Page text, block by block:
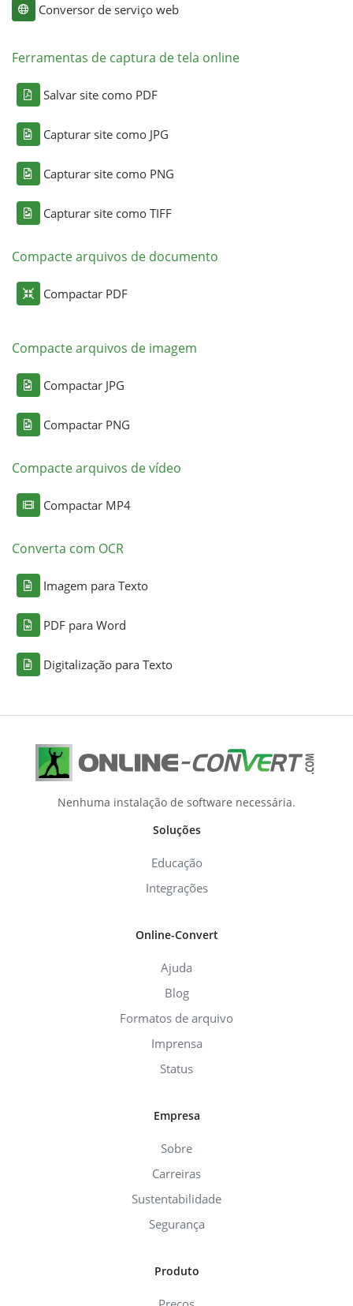
Conversor de serviço web
Ferramentas de captura de tela online
Salvar site como PDF
Capturar site como JPG
Capturar site como PNG
Capturar site como TIFF
Compacte arquivos de documento
Compactar PDF
Compacte arquivos de imagem
Compactar JPG
Compactar PNG
Compacte arquivos de vídeo
Compactar MP4
Converta com OCR
Imagem para Texto
PDF para Word
Digitalização para Texto
Nenhuma instalação de software necessária.
Soluções
Educação
Integrações
Online-Convert
Ajuda
Blog
Formatos de arquivo
Imprensa
Status
Empresa
Sobre
Carreiras
Sustentabilidade
Segurança
Produto